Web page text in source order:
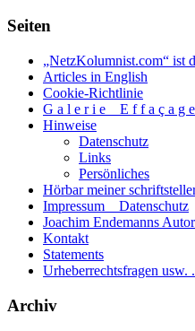
Seiten
„NetzKolumnist.com“ ist
Articles in English
Cookie-Richtlinie
G a l e r i e _ E f f a ç a g e
Hinweise
Datenschutz
Links
Persönliches
Hörbar meiner
Impressum _ Datenschutz
Joachim Endemanns
Kontakt
Statements
Urheberrechtsfragen usw.
Archiv